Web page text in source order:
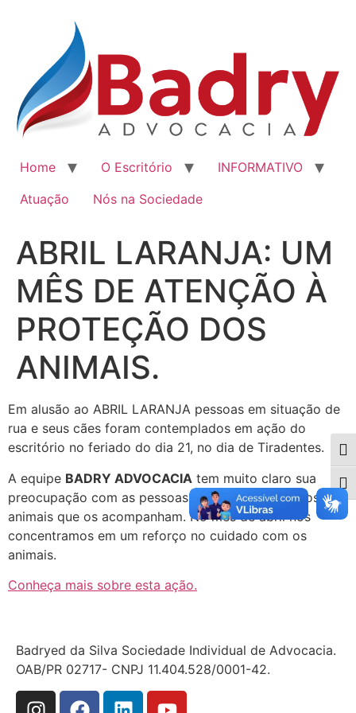
Home O Escritório
INFORMATIVO
Atuação
Nós na Sociedade
ABRIL LARANJA: UM
MÊS DE ATENÇÃO À
PROTEÇÃO DOS
ANIMAIS.
Em alusão ao ABRIL LARANJA pessoas em situação de
rua e seus cães foram contemplados em ação do
escritório no feriado do dia 21, no dia de Tiradentes.
A equipe BADRY ADVOCACIA tem muito claro sua
preocupação com as pessoas vulneráveis e com os
animais que os acompanham. No mês de abril nos
concentramos em um reforço no cuidado com os
animais.
Conheça mais sobre esta ação.
Badryed da Silva Sociedade Individual de Advocacia.
OAB/PR 02717- CNPJ 11.404.528/0001-42.